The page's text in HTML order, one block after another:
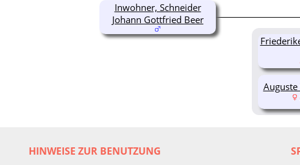
Inwohner, Schneider
Johann Gottfried Beer
HINWEISE ZUR BENUTZUNG